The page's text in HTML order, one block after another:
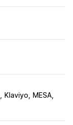
Klaviyo
MESA